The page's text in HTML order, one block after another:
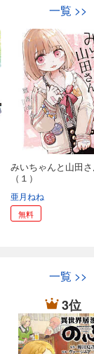
一覧 >>
みいちゃんと山田
（１）
亜月ねね
無料
一覧 >>
3位